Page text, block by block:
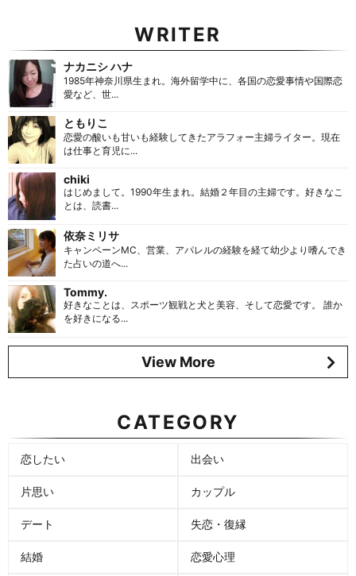
WRITER
ナカニシ ハナ
1985年神奈川県生まれ。海外留学中に、各国の恋愛事情や国際恋
愛など、世...
ともりこ
恋愛の酸いも甘いも経験してきたアラフォー主婦ライター。現在
は仕事と育児に...
chiki
はじめまして。1990年生まれ。結婚２年目の主婦です。好きなこ
とは、読書...
依奈ミリサ
キャンペーンMC、営業、アパレルの経験を経て幼少より嗜んでき
た占いの道へ...
Tommy.
好きなことは、スポーツ観戦と犬と美容、そして恋愛です。 誰か
を好きになる...
View More
CATEGORY
恋したい 出会い
片思い カップル
デート 失恋・復縁
結婚 恋愛心理